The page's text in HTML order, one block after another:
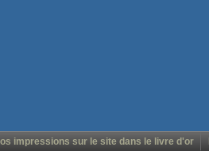
impressions sur le site dans le livre d'or